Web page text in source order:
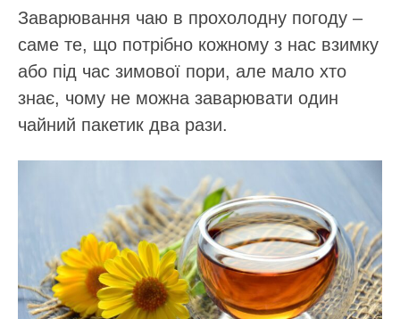
Заварювання чаю в прохолодну погоду –
саме те, що потрібно кожному з нас взимку
або під час зимової пори, але мало хто
знає, чому не можна заварювати один
чайний пакетик два рази.